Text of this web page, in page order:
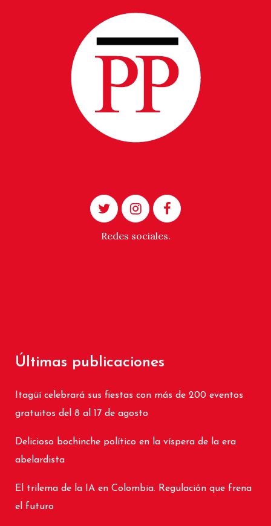
Redes sociales.
Últimas publicaciones
Itagüí celebrará sus fiestas con más de 200 eventos
gratuitos del 8 al 17 de agosto
Delicioso bochinche político en la víspera de la era
abelardista
El trilema de la IA en Colombia. Regulación que frena
el futuro